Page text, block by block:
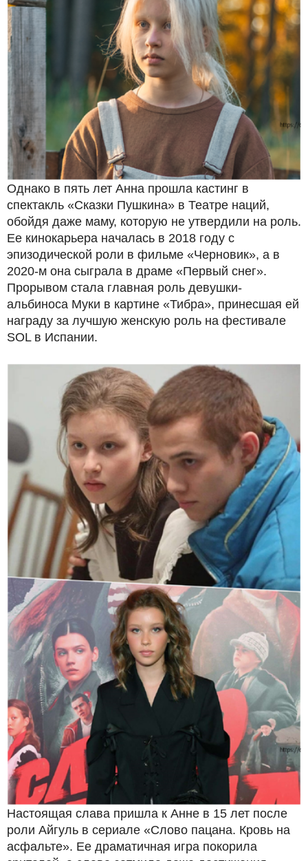
Однако в пять лет Анна прошла кастинг в
спектакль «Сказки Пушкина» в Театре наций,
обойдя даже маму, которую не утвердили на роль.
Ее кинокарьера началась в 2018 году с
эпизодической роли в фильме «Черновик», а в
2020-м она сыграла в драме «Первый снег».
Прорывом стала главная роль девушки-
альбиноса Муки в картине «Тибра», принесшая ей
награду за лучшую женскую роль на фестивале
SOL в Испании.
Настоящая слава пришла к Анне в 15 лет после
роли Айгуль в сериале «Слово пацана. Кровь на
асфальте». Ее драматичная игра покорила